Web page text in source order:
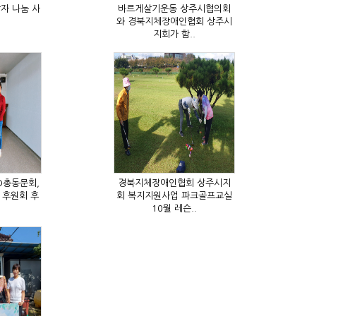
지회가 함..
10월 레슨..